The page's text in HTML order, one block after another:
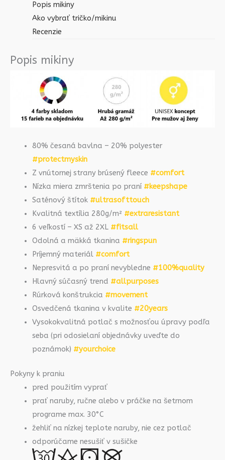
Popis mikiny
Ako vybrať tričko/mikinu
Recenzie
Popis mikiny
80% česaná bavlna – 20% polyester
#protectmyskin
Z vnútornej strany brúsený fleece #comfort
Nízka miera zmrštenia po praní #keepshape
Saténový štítok #ultrasofttouch
Kvalitná textília 280g/m² #extraresistant
6 veľkostí – XS až 2XL #fitsall
Odolná a mäkká tkanina #ringspun
Príjemný materiál #comfort
Nepresvitá a po praní nevybledne #100%quality
Hlavný súčasný trend #allpurposes
Rúrková konštrukcia #movement
Osvedčená tkanina v kvalite #20years
Vysokokvalitná potlač s možnosťou úpravy podľa
seba (pri odosielaní objednávky uveďte do
poznámok) #yourchoice
Pokyny k praniu
pred použitím vyprať
prať naruby, ručne alebo v práčke na šetrnom
programe max. 30°C
žehliť na nízkej teplote naruby, nie cez potlač
odporúčame nesušiť v sušičke